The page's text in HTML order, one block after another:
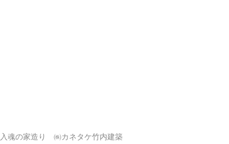
魂の家造り ㈱カネタケ竹内建築